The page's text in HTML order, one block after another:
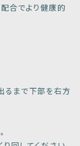
合でより健康的
るまで下部を右方